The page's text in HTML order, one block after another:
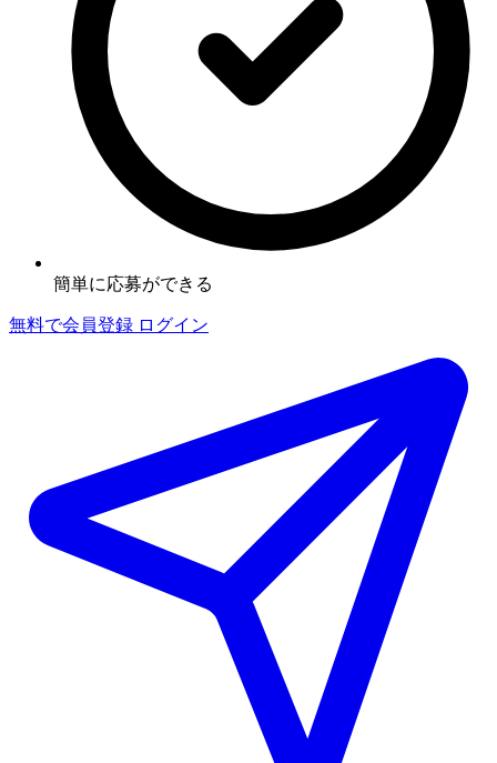
簡単に応募ができる
無料で会員登録 ログイン